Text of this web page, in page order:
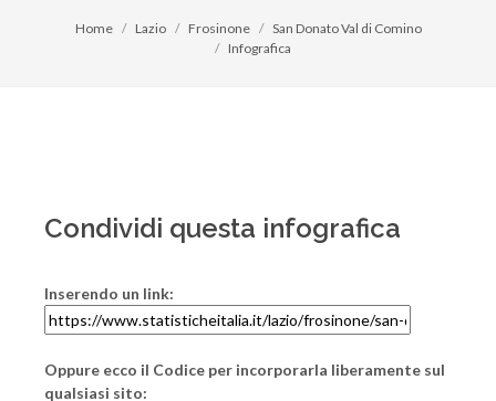
Home Lazio Frosinone
San Donato Val di Comino
Infografica
Condividi questa infografica
Inserendo un link:
Oppure ecco il Codice per incorporarla liberamente sul
qualsiasi sito: